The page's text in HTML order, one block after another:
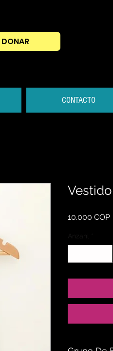
DONAR
CONTACTO
10.000 COP